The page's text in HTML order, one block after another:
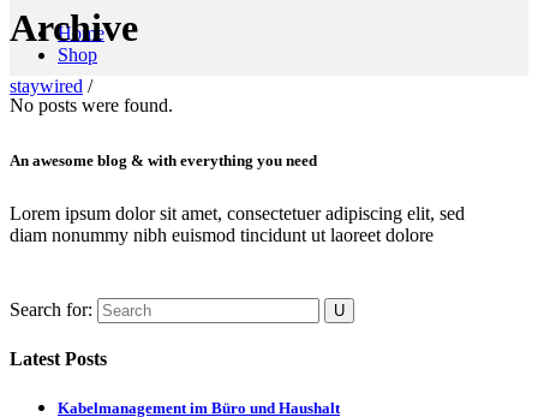
Home
Shop
Archive
staywired /
No posts were found.
An awesome blog & with everything you need
Lorem ipsum dolor sit amet, consectetuer adipiscing elit, sed
diam nonummy nibh euismod tincidunt ut laoreet dolore
Search for:
Latest Posts
Kabelmanagement im Büro und Haushalt